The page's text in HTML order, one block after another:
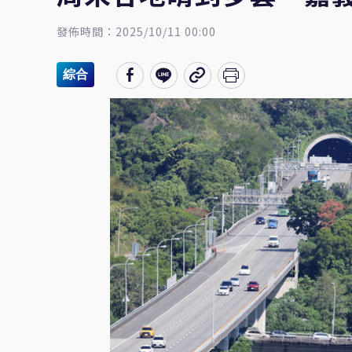
發佈時間：2025/10/11 00:00
綜合